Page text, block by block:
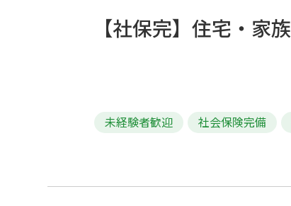
【社保完】住宅・
未経験者歓迎 社会保険完備